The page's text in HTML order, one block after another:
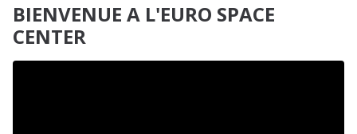
BIENVENUE A L'EURO SPACE
CENTER